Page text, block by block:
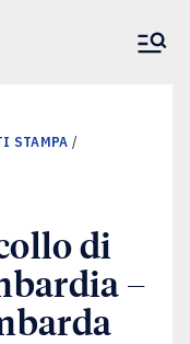
STAMPA /
di
–